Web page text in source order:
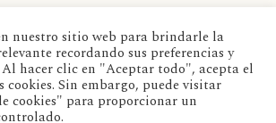
reclamos o sugerencias,
para poder dar respuesta a
lo más pronto posible.
nuestro sitio web para brindarle la
recordando sus preferencias y
hacer clic en "Aceptar todo", acepta el
cookies. Sin embargo, puede visitar
cookies" para proporcionar un